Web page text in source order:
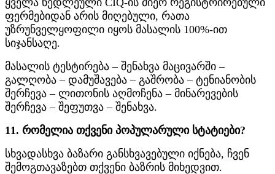
ფერმებიდან არის მიღებული, რათა
უზრუნველყოფილი იყოს მასალის 100%-ით
სიჯანსაღე.
მასალის ტესტირება – შენახვა მაცივარში –
გალღობა – დამუშავება – გაშრობა – ტენიანობის
შერჩევა – ლითონის აღმოჩენა – მინარევების
შერჩევა – შეფუთვა – შენახვა.
11. რომელია თქვენი პოპულარული სტატიები?
სხვადასხვა ბაზარი განსხვავებული იქნება, ჩვენ
შემოგთავაზებთ თქვენი ბაზრის მიხედვით.